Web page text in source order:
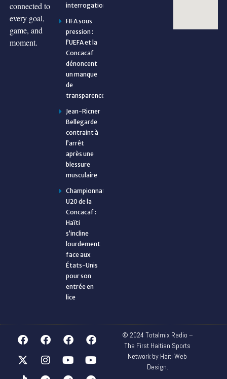
connected to
every goal,
game, and
moment.
interrogations
FIFA sous
pression :
l’UEFA et la
Concacaf
dénoncent
un manque
de
transparence
Jean-Ricner
Bellegarde
contraint à
l’arrêt
après une
blessure
musculaire
Championnat
U20 de la
Concacaf :
Haïti
s’incline
lourdement
face aux
États-Unis
pour son
entrée en
lice
© 2024 Totalmix Radio –
The First Haitian Sports
Network by Haiti Web
Design.